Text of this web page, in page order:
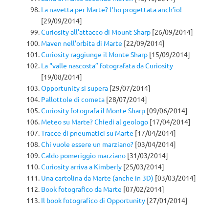
La navetta per Marte? L’ho progettata anch’io!
[29/09/2014]
Curiosity all’attacco di Mount Sharp [26/09/2014]
Maven nell’orbita di Marte [22/09/2014]
Curiosity raggiunge il Monte Sharp [15/09/2014]
La “valle nascosta” fotografata da Curiosity
[19/08/2014]
Opportunity si supera [29/07/2014]
Pallottole di cometa [28/07/2014]
Curiosity fotografa il Monte Sharp [09/06/2014]
Meteo su Marte? Chiedi al geologo [17/04/2014]
Tracce di pneumatici su Marte [17/04/2014]
Chi vuole essere un marziano? [03/04/2014]
Caldo pomeriggio marziano [31/03/2014]
Curiosity arriva a Kimberly [25/03/2014]
Una cartolina da Marte (anche in 3D) [03/03/2014]
Book fotografico da Marte [07/02/2014]
Il book fotografico di Opportunity [27/01/2014]